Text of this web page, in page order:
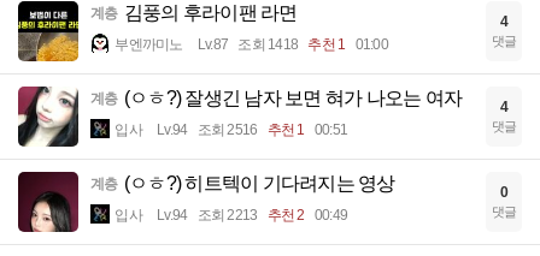
계층 김풍의 후라이팬 라면
부엔까미노 Lv.87 조회 1418 추천 1 01:00
4
댓글
계층 (ㅇㅎ?) 잘생긴 남자 보면 혀가 나오는 여자
입사 Lv.94 조회 2516 추천 1 00:51
4
댓글
계층 (ㅇㅎ?) 히트텍이 기다려지는 영상
입사 Lv.94 조회 2213 추천 2 00:49
0
댓글